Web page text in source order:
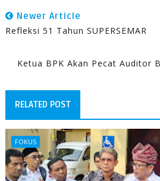
Newer Article
Refleksi 51 Tahun SUPERSEMAR
Ketua BPK Akan Pecat Auditor
RELATED POST
FOKUS